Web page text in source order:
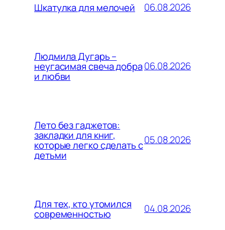
Шкатулка для мелочей 06.08.2026
Людмила Дугарь –
неугасимая свеча добра
и любви
06.08.2026
Лето без гаджетов:
закладки для книг,
которые легко сделать с
детьми
05.08.2026
Для тех, кто утомился
современностью 04.08.2026